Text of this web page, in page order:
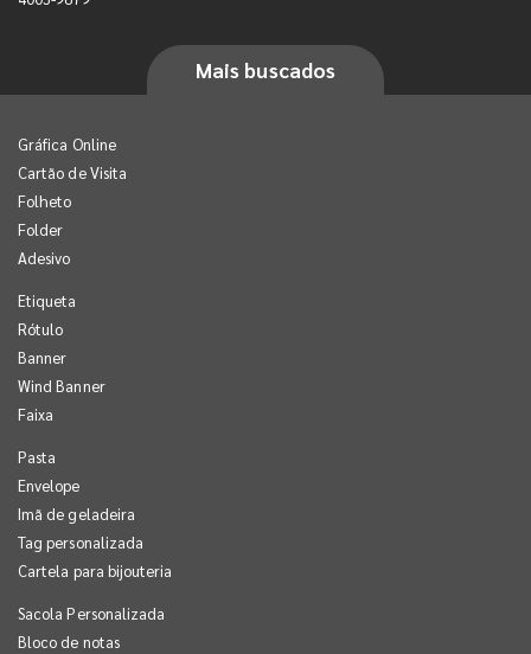
Mais buscados
Gráfica Online
Cartão de Visita
Folheto
Folder
Adesivo
Etiqueta
Rótulo
Banner
Wind Banner
Faixa
Pasta
Envelope
Imã de geladeira
Tag personalizada
Cartela para bijouteria
Sacola Personalizada
Bloco de notas